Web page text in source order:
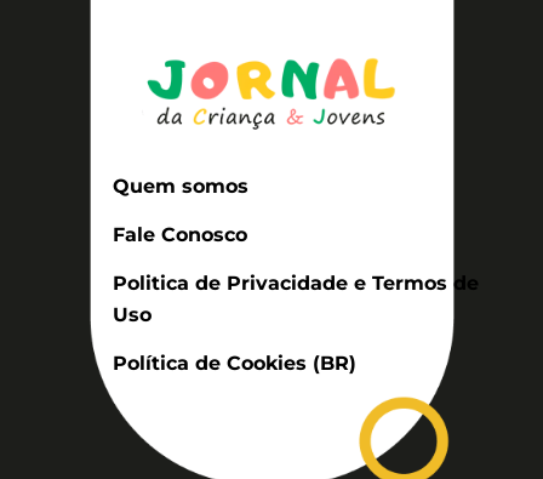
Quem somos
Fale Conosco
Politica de Privacidade e Termos de
Uso
Política de Cookies (BR)